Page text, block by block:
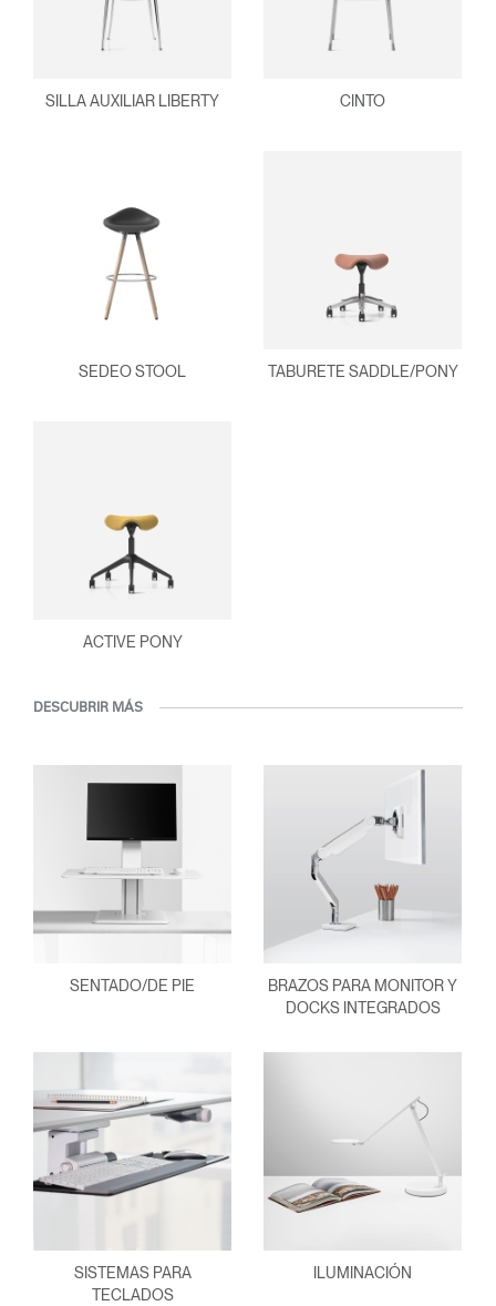
SILLA AUXILIAR LIBERTY CINTO
SEDEO STOOL TABURETE SADDLE/PONY
ACTIVE PONY
DESCUBRIR MÁS
SENTADO/DE PIE
BRAZOS PARA MONITOR Y
DOCKS INTEGRADOS
SISTEMAS PARA
TECLADOS
ILUMINACIÓN